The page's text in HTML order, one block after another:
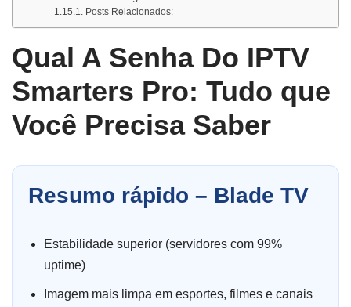
Posts Relacionados:
Qual A Senha Do IPTV
Smarters Pro: Tudo que
Você Precisa Saber
Resumo rápido – Blade TV
Estabilidade superior (servidores com 99%
uptime)
Imagem mais limpa em esportes, filmes e canais